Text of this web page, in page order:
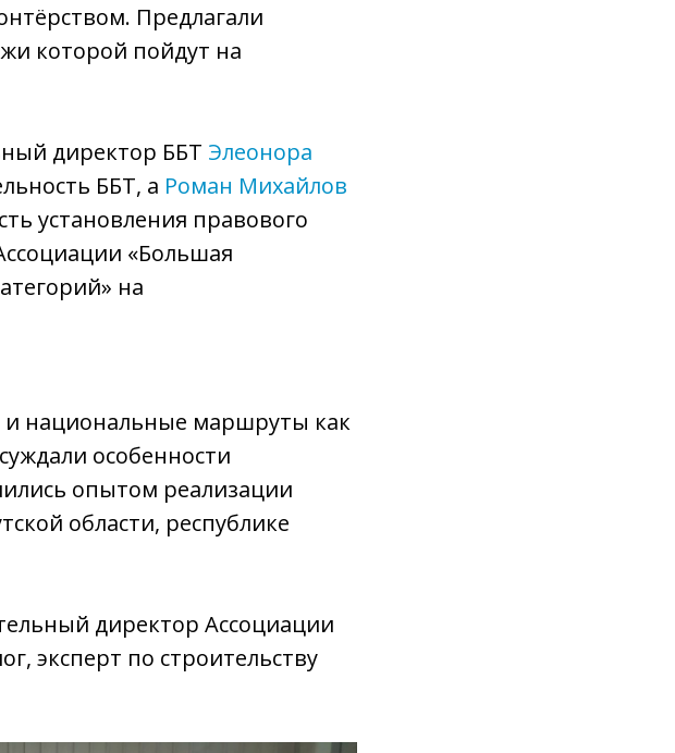
Предлагали
которой пойдут на
директор ББТ Элеонора
ББТ, а Роман Михайлов
установления правового
«Большая
на
и национальные маршруты как
особенности
опытом реализации
области, республике
директор Ассоциации
эксперт по строительству